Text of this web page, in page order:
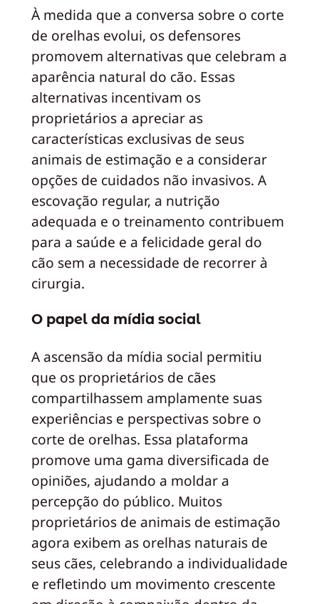
À medida que a conversa sobre o corte
de orelhas evolui, os defensores
promovem alternativas que celebram a
aparência natural do cão. Essas
alternativas incentivam os
proprietários a apreciar as
características exclusivas de seus
animais de estimação e a considerar
opções de cuidados não invasivos. A
escovação regular, a nutrição
adequada e o treinamento contribuem
para a saúde e a felicidade geral do
cão sem a necessidade de recorrer à
cirurgia.
O papel da mídia social
A ascensão da mídia social permitiu
que os proprietários de cães
compartilhassem amplamente suas
experiências e perspectivas sobre o
corte de orelhas. Essa plataforma
promove uma gama diversificada de
opiniões, ajudando a moldar a
percepção do público. Muitos
proprietários de animais de estimação
agora exibem as orelhas naturais de
seus cães, celebrando a individualidade
e refletindo um movimento crescente